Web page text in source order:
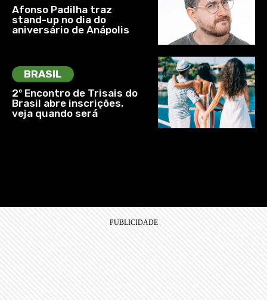
Afonso Padilha traz
stand-up no dia do
aniversário de Anápolis
BRASIL
2º Encontro de Trisais do
Brasil abre inscrições,
veja quando será